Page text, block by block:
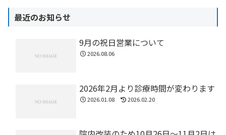
最近のお知らせ
9月の祝日営業について
2026.08.06
2026年2月より診療時間が変わります
2026.01.08 2026.02.20